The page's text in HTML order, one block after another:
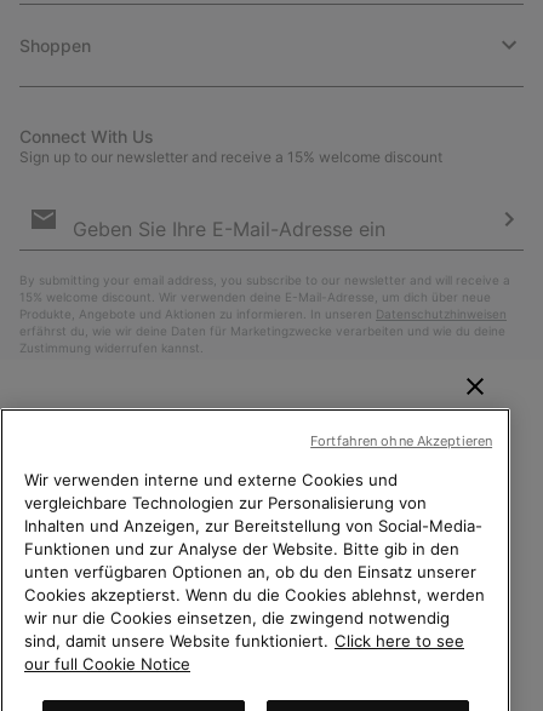
Shoppen
Connect With Us
Sign up to our newsletter and receive a 15% welcome discount
Anmeldung
By submitting your email address, you subscribe to our newsletter and will receive a
15% welcome discount. Wir verwenden deine E-Mail-Adresse, um dich über neue
Produkte, Angebote und Aktionen zu informieren. In unseren Datenschutzhinweisen
erfährst du, wie wir deine Daten für Marketingzwecke verarbeiten und wie du deine
Zustimmung widerrufen kannst.
Schweiz (Deutsch) | English › français ›| italiano ›
©2026Columbia Sportswear Company. Avenue des Morgines, 12 1213
Petit-Lancy Switzerland. Alle Rechte vorbehalten.
WILLKOMMEN BEI SOREL.
BITTE WÄHLEN SIE IHR
LIEFERLAND.
Online-Einkauf verfügbar
United States
Online-
Switzerland-English
Wir verwenden interne und externe Cookies und
vergleichbare Technologien zur Personalisierung von
Inhalten und Anzeigen, zur Bereitstellung von Social-Media-
Funktionen und zur Analyse der Website. Bitte gib in den
unten verfügbaren Optionen an, ob du den Einsatz unserer
Cookies akzeptierst. Wenn du die Cookies ablehnst, werden
wir nur die Cookies einsetzen, die zwingend notwendig
sind, damit unsere Website funktioniert. Click here to see
our full Cookie Notice
Fortfahren ohne Akzeptieren